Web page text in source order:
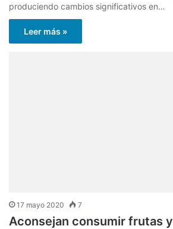
produciendo cambios significativos en…
Leer más »
17 mayo 2020 7
Aconsejan consumir frutas